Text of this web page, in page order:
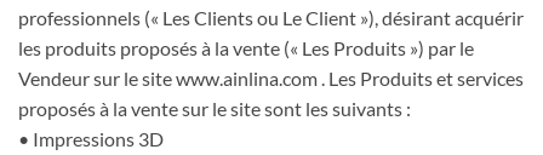
professionnels (« Les Clients ou Le Client »), désirant acquérir
les produits proposés à la vente (« Les Produits ») par le
Vendeur sur le site www.ainlina.com . Les Produits et services
proposés à la vente sur le site sont les suivants :
• Impressions 3D